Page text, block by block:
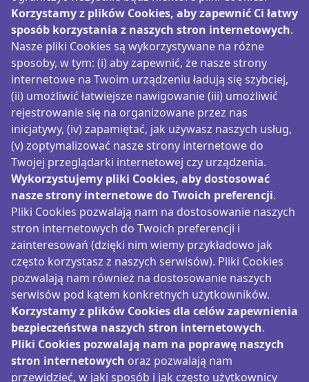
Korzystamy z plików Cookies, aby zapewnić Ci łatwy
sposób korzystania z naszych stron internetowych.
Nasze pliki Cookies są wykorzystywane na różne
sposoby, w tym: (i) aby zapewnić, że nasze strony
internetowe na Twoim urządzeniu ładują się szybciej,
(ii) umożliwić łatwiejsze nawigowanie (iii) umożliwić
rejestrowanie się na organizowane przez nas
inicjatywy, (iv) zapamiętać, jak używasz naszych usług,
(v) zoptymalizować nasze strony internetowe do
Twojej przeglądarki internetowej czy urządzenia.
Wykorzystujemy pliki Cookies, aby dostosować
nasze strony internetowe do Twoich preferencji.
Pliki Cookies pozwalają nam na dostosowanie naszych
stron internetowych do Twoich preferencji i
zainteresowań (dzięki nim wiemy przykładowo jak
często korzystasz z naszych serwisów). Pliki Cookies
pozwalają nam również na dostosowanie naszych
serwisów pod kątem konkretnych użytkowników.
Korzystamy z plików Cookies dla celów zapewnienia
bezpieczeństwa naszych stron internetowych.
Pliki Cookies pozwalają nam na poprawę naszych
stron internetowych oraz pozwalają nam
przewidzieć, w jaki sposób i jak często użytkownicy